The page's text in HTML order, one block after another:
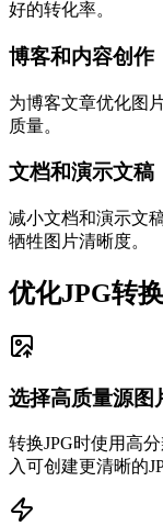
好的转化率。
博客和内容创作
为博客文章优化图
质量。
文档和演示文稿
减小文档和演示文
牺牲图片清晰度。
优化JPG转
选择高质量源图
转换JPG时使用高
入可创建更清晰的